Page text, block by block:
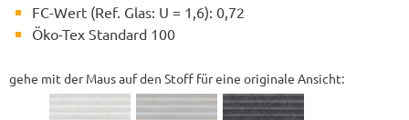
gehe mit der Maus auf den Stoff für eine originale Ansicht:
FC-Wert (Ref. Glas: U = 1,6): 0,72
Öko-Tex Standard 100